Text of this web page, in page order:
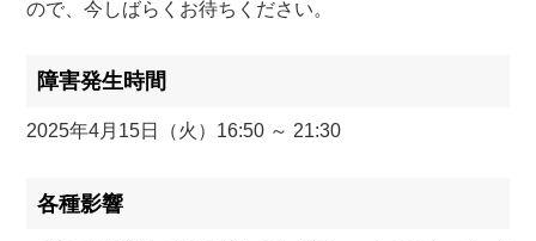
ので、今しばらくお待ちください。
障害発生時間
2025年4月15日（火）16:50 ～ 21:30
各種影響